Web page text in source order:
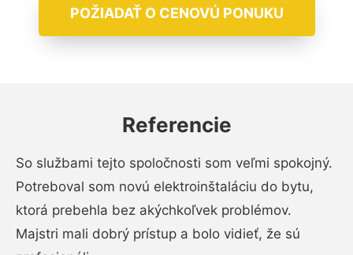
POŽIADAŤ O CENOVÚ PONUKU
Referencie
So službami tejto spoločnosti som veľmi spokojný.
Potreboval som novú elektroinštaláciu do bytu,
ktorá prebehla bez akýchkoľvek problémov.
Majstri mali dobrý prístup a bolo vidieť, že sú